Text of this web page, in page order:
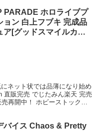
PARADE ホロライブプ
ョン 白上フブキ 完成品
ア[グッドスマイルカン
ネット状では品薄になり始め
直販完売 でじたみん楽天 完売
再開中！ ホビーストック
バイス Chaos & Pretty